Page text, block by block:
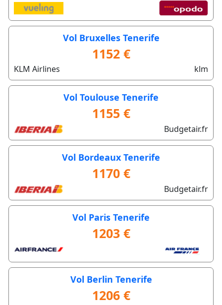
Vol Bruxelles Tenerife
1152 €
KLM Airlines klm
Vol Toulouse Tenerife
1155 €
Budgetair.fr
Vol Bordeaux Tenerife
1170 €
Budgetair.fr
Vol Paris Tenerife
1203 €
Vol Berlin Tenerife
1206 €